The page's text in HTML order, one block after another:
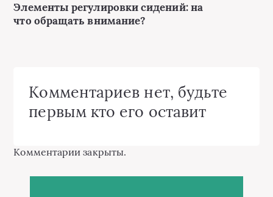
Элементы регулировки сидений: на
что обращать внимание?
Комментариев нет, будьте
первым кто его оставит
Комментарии закрыты.